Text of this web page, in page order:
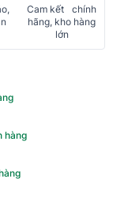
Cam kết chính
hãng, kho hàng
lớn
hàng